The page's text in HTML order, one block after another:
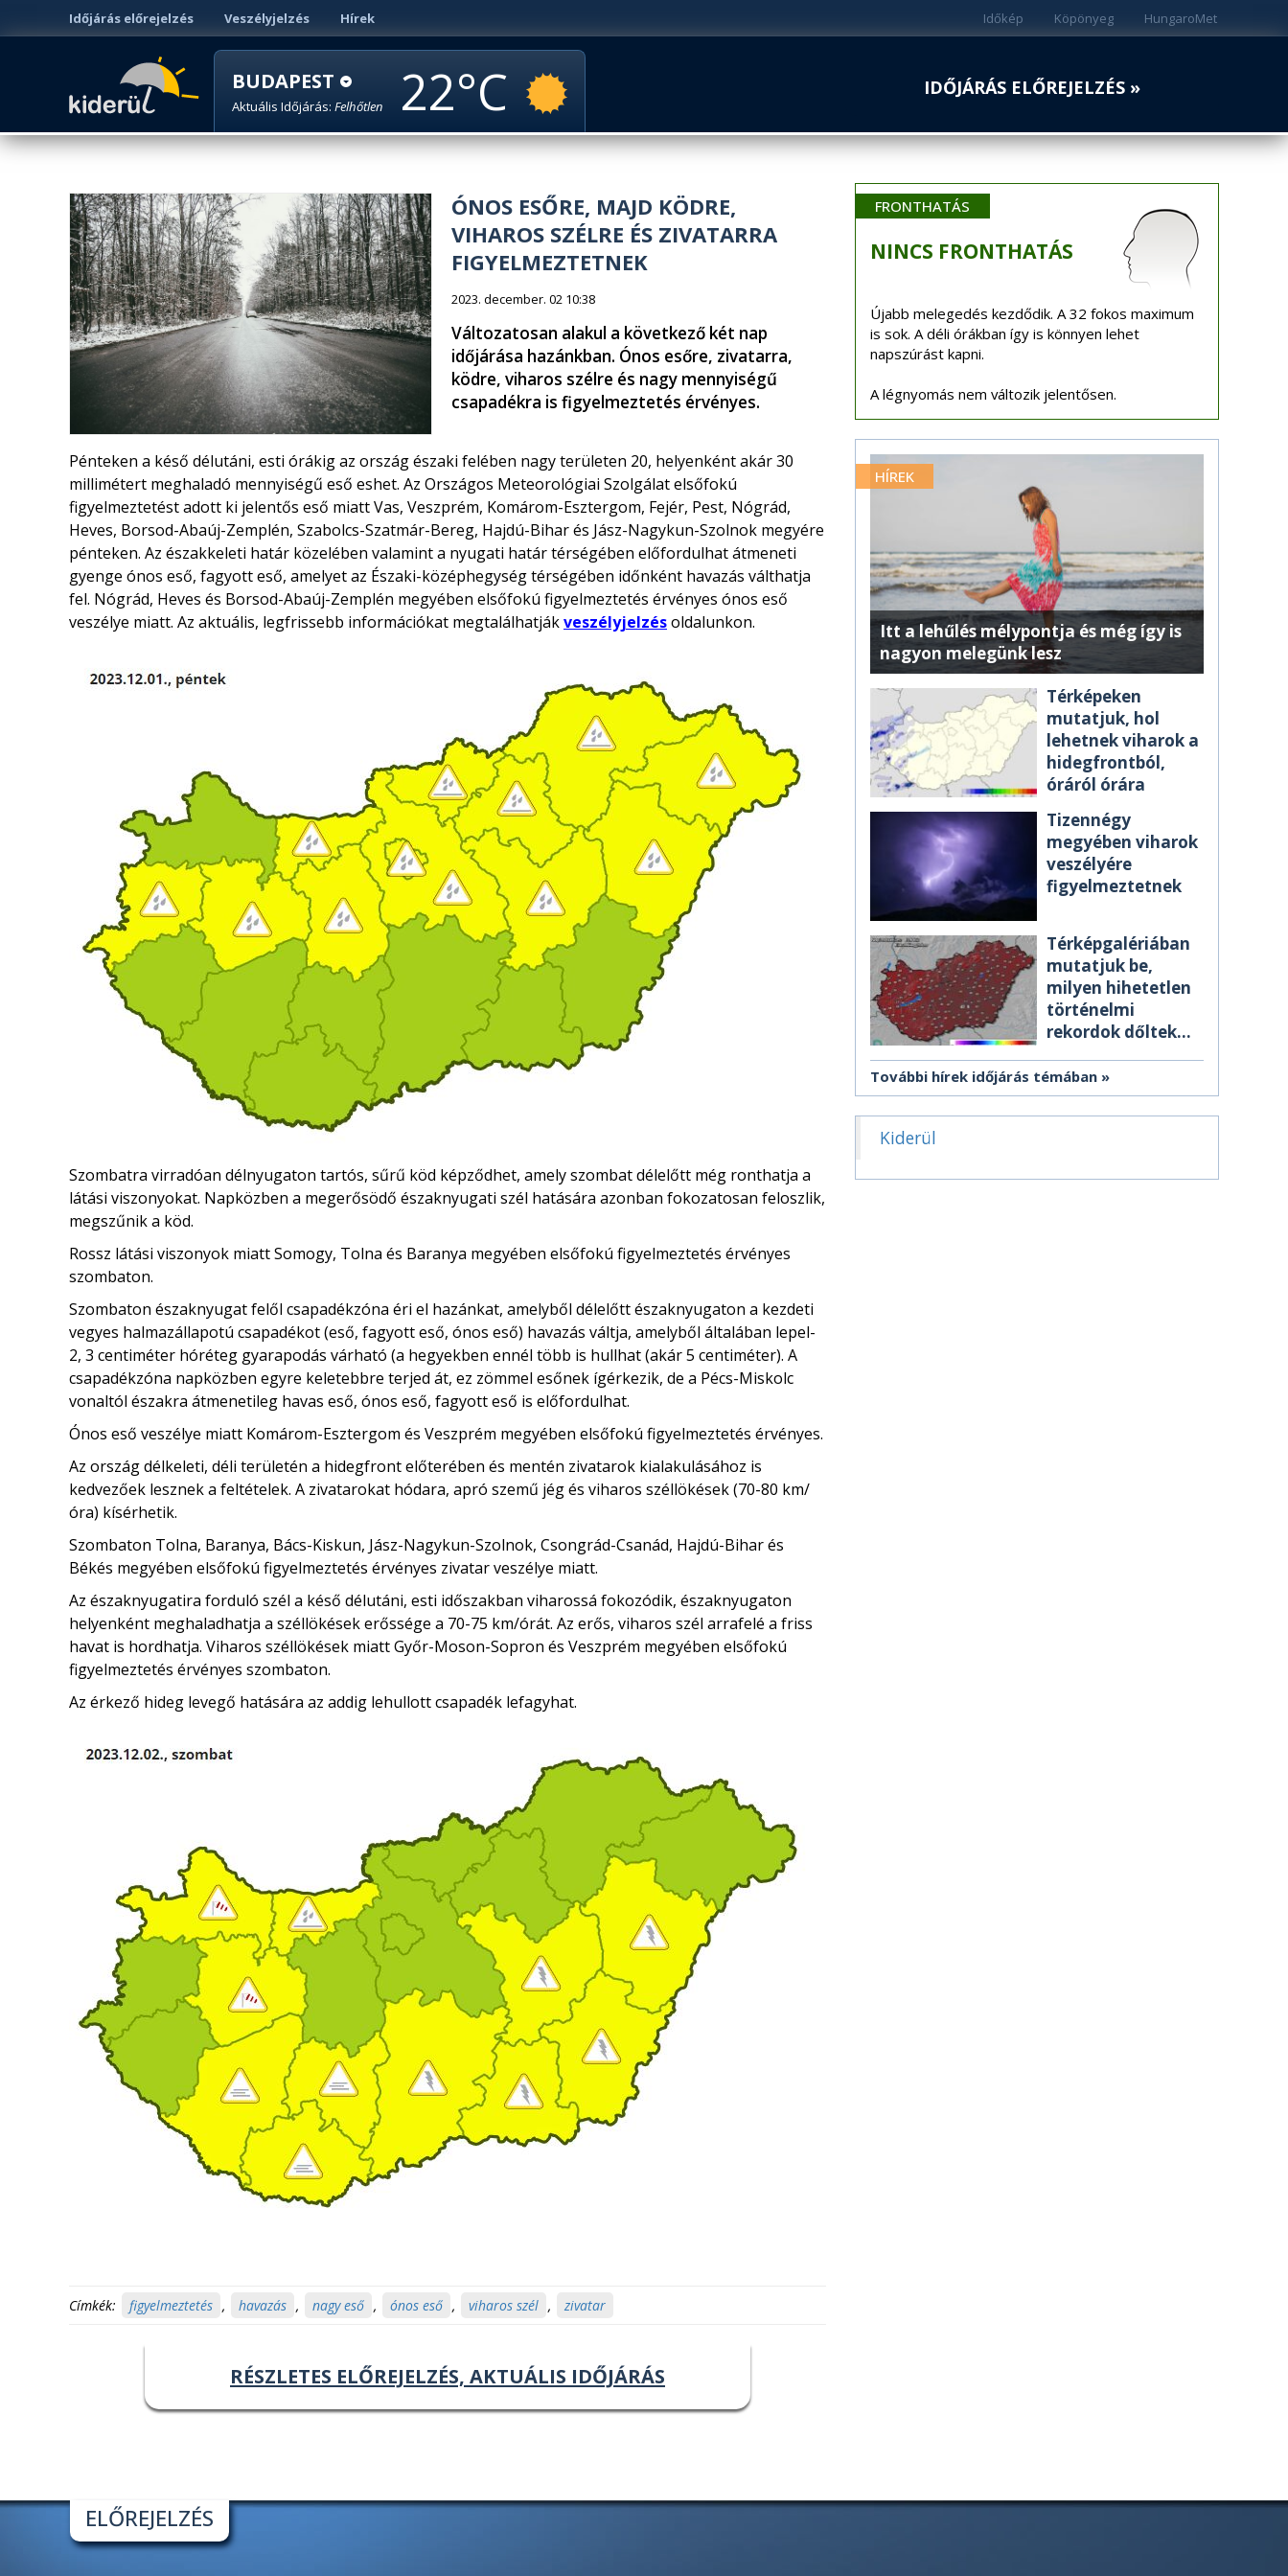
Időjárás előrejelzés Veszélyjelzés Hírek HungaroMet
Köpönyeg
Időkép
BUDAPEST
Aktuális Időjárás: Felhőtlen 22 IDŐJÁRÁS ELŐREJELZÉS »
ÓNOS ESŐRE, MAJD KÖDRE,
VIHAROS SZÉLRE ÉS ZIVATARRA
FIGYELMEZTETNEK
2023. december. 02 10:38
Változatosan alakul a következő két nap
időjárása hazánkban. Ónos esőre, zivatarra,
ködre, viharos szélre és nagy mennyiségű
csapadékra is figyelmeztetés érvényes.
Pénteken a késő délutáni, esti órákig az ország északi felében nagy területen 20, helyenként akár 30
millimétert meghaladó mennyiségű eső eshet. Az Országos Meteorológiai Szolgálat elsőfokú
figyelmeztetést adott ki jelentős eső miatt Vas, Veszprém, Komárom-Esztergom, Fejér, Pest, Nógrád,
Heves, Borsod-Abaúj-Zemplén, Szabolcs-Szatmár-Bereg, Hajdú-Bihar és Jász-Nagykun-Szolnok megyére
pénteken. Az északkeleti határ közelében valamint a nyugati határ térségében előfordulhat átmeneti
gyenge ónos eső, fagyott eső, amelyet az Északi-középhegység térségében időnként havazás válthatja
fel. Nógrád, Heves és Borsod-Abaúj-Zemplén megyében elsőfokú figyelmeztetés érvényes ónos eső
veszélye miatt. Az aktuális, legfrissebb információkat megtalálhatjákveszélyjelzésoldalunkon.
Szombatra virradóan délnyugaton tartós, sűrű köd képződhet, amely szombat délelőtt még ronthatja a
látási viszonyokat. Napközben a megerősödő északnyugati szél hatására azonban fokozatosan feloszlik,
megszűnik a köd.
Rossz látási viszonyok miatt Somogy, Tolna és Baranya megyében elsőfokú figyelmeztetés érvényes
szombaton.
Szombaton északnyugat felől csapadékzóna éri el hazánkat, amelyből délelőtt északnyugaton a kezdeti
vegyes halmazállapotú csapadékot (eső, fagyott eső, ónos eső) havazás váltja, amelyből általában lepel-
2, 3 centiméter hóréteg gyarapodás várható (a hegyekben ennél több is hullhat (akár 5 centiméter). A
csapadékzóna napközben egyre keletebbre terjed át, ez zömmel esőnek ígérkezik, de a Pécs-Miskolc
vonaltól északra átmenetileg havas eső, ónos eső, fagyott eső is előfordulhat.
Ónos eső veszélye miatt Komárom-Esztergom és Veszprém megyében elsőfokú figyelmeztetés érvényes.
Az ország délkeleti, déli területén a hidegfront előterében és mentén zivatarok kialakulásához is
kedvezőek lesznek a feltételek. A zivatarokat hódara, apró szemű jég és viharos széllökések (70-80 km/
óra) kísérhetik.
Szombaton Tolna, Baranya, Bács-Kiskun, Jász-Nagykun-Szolnok, Csongrád-Csanád, Hajdú-Bihar és
Békés megyében elsőfokú figyelmeztetés érvényes zivatar veszélye miatt.
Az északnyugatira forduló szél a késő délutáni, esti időszakban viharossá fokozódik, északnyugaton
helyenként meghaladhatja a széllökések erőssége a 70-75 km/órát. Az erős, viharos szél arrafelé a friss
havat is hordhatja. Viharos széllökések miatt Győr-Moson-Sopron és Veszprém megyében elsőfokú
figyelmeztetés érvényes szombaton.
Az érkező hideg levegő hatására az addig lehullott csapadék lefagyhat.
Címkék: figyelmeztetés , havazás , nagy eső , ónos eső , viharos szél , zivatar
RÉSZLETES ELŐREJELZÉS, AKTUÁLIS IDŐJÁRÁS
FRONTHATÁS
NINCS FRONTHATÁS
Újabb melegedés kezdődik. A 32 fokos maximum
is sok. A déli órákban így is könnyen lehet
napszúrást kapni.
A légnyomás nem változik jelentősen.
HÍREK
Itt a lehűlés mélypontja és még így is
nagyon melegünk lesz
Térképeken
mutatjuk, hol
lehetnek viharok a
hidegfrontból,
óráról órára
Tizennégy
megyében viharok
veszélyére
figyelmeztetnek
Térképgalériában
mutatjuk be,
milyen hihetetlen
történelmi
rekordok dőltek
További hírek időjárás témában
Kiderül
ELŐREJELZÉS